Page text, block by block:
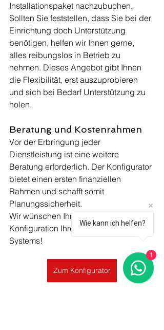
Installationspaket nachzubuchen.
Sollten Sie feststellen, dass Sie bei der
Einrichtung doch Unterstützung
benötigen, helfen wir Ihnen gerne,
alles reibungslos in Betrieb zu
nehmen. Dieses Angebot gibt Ihnen
die Flexibilität, erst auszuprobieren
und sich bei Bedarf Unterstützung zu
holen.
Beratung und Kostenrahmen
Vor der Erbringung jeder
Dienstleistung ist eine weitere
Beratung erforderlich. Der Konfigurator
bietet einen ersten finanziellen
Rahmen und schafft somit
Planungssicherheit.
Wir wünschen Ihnen viel Erfolg bei der
Konfiguration Ihres ersten SmartHome-
Systems!
Zum Konfigurator
Wie kann ich helfen?
1